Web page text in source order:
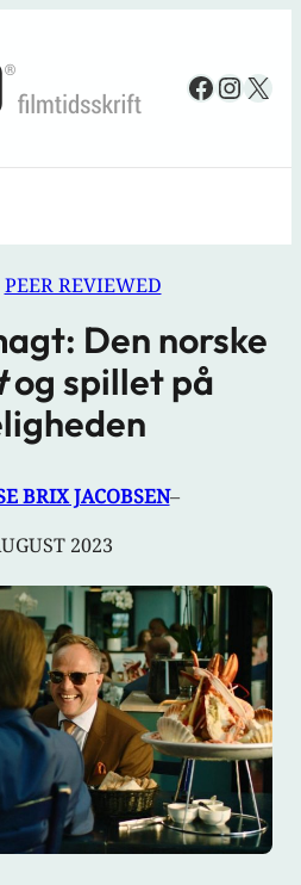
X
PEER REVIEWED
Den norske
og spillet på
BRIX JACOBSEN–
2023